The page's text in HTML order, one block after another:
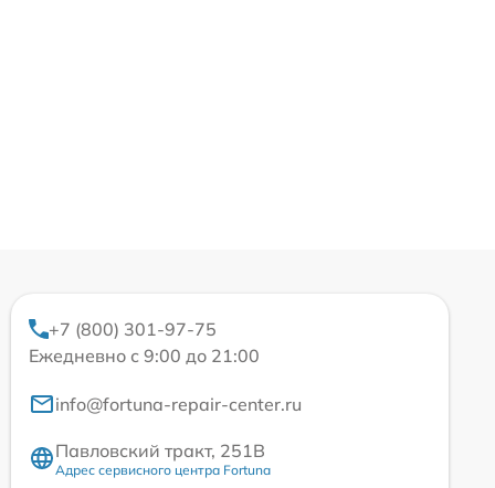
+7 (800) 301-97-75
Ежедневно с 9:00 до 21:00
info@fortuna-repair-center.ru
Павловский тракт, 251В
Адрес сервисного центра Fortuna